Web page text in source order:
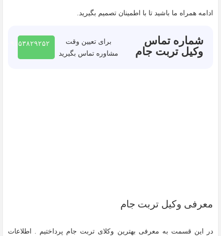
ادامه همراه ما باشید تا با اطمینان تصمیم بگیرید.
شماره تماس
وکیل تربت جام
برای تعیین وقت
مشاوره تماس بگیرید
۰۹۱۵۳۸۲۹۲۵۲
معرفی وکیل تربت جام
در این قسمت به معرفی بهترین وکلای تربت جام پرداختیم . اطلاعات